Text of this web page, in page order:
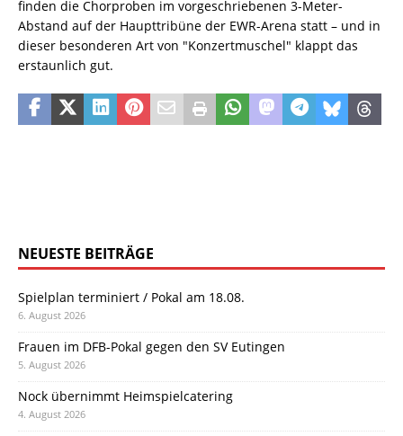
finden die Chorproben im vorgeschriebenen 3-Meter-
Abstand auf der Haupttribüne der EWR-Arena statt – und in
dieser besonderen Art von "Konzertmuschel" klappt das
erstaunlich gut.
NEUESTE BEITRÄGE
Spielplan terminiert / Pokal am 18.08.
6. August 2026
Frauen im DFB-Pokal gegen den SV Eutingen
5. August 2026
Nock übernimmt Heimspielcatering
4. August 2026